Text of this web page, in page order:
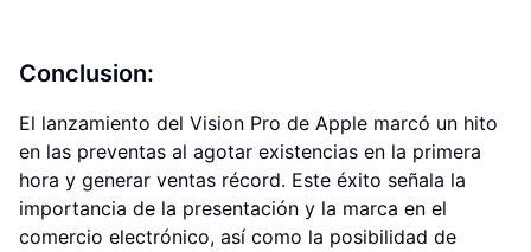
Conclusion:
El lanzamiento del Vision Pro de Apple marcó un hito
en las preventas al agotar existencias en la primera
hora y generar ventas récord. Este éxito señala la
importancia de la presentación y la marca en el
comercio electrónico, así como la posibilidad de